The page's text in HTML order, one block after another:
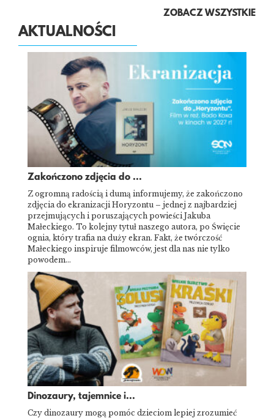
ZOBACZ WSZYSTKIE
AKTUALNOŚCI
Zakończono zdjęcia do ...
Z ogromną radością i dumą informujemy, że zakończono
zdjęcia do ekranizacji Horyzontu – jednej z najbardziej
przejmujących i poruszających powieści Jakuba
Małeckiego. To kolejny tytuł naszego autora, po Święcie
ognia, który trafia na duży ekran. Fakt, że twórczość
Małeckiego inspiruje filmowców, jest dla nas nie tylko
powodem…
Dinozaury, tajemnice i...
Czy dinozaury mogą pomóc dzieciom lepiej zrozumieć